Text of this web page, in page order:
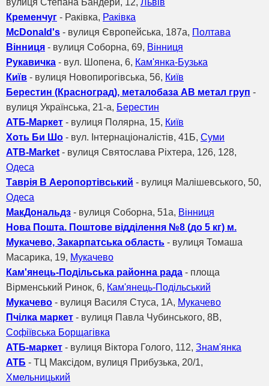
вулиця Степана Бандери, 12, Львів
Кременчуг - Раківка, Раківка
McDonald's - вулиця Європейська, 187а, Полтава
Вінниця - вулиця Соборна, 69, Вінниця
Рукавичка - вул. Шопена, 6, Кам'янка-Бузька
Київ - вулиця Новопирогівська, 56, Київ
Берестин (Красноград), металобаза АВ метал груп -
вулиця Українська, 21-а, Берестин
ATБ-Маркет - вулиця Полярна, 15, Київ
Хоть Би Шо - вул. Інтернаціоналістів, 41Б, Суми
ATB-Market - вулиця Святослава Ріхтера, 126, 128,
Одеса
Таврія В Аеропортівський - вулиця Малішевського, 50,
Одеса
МакДональдз - вулиця Соборна, 51а, Вінниця
Нова Пошта. Поштове відділення №8 (до 5 кг) м.
Мукачево, Закарпатська область - вулиця Томаша
Масарика, 19, Мукачево
Кам'янець-Подільська районна рада - площа
Вiрменський Ринок, 6, Кам'янець-Подільський
Мукачево - вулиця Василя Стуса, 1А, Мукачево
Пчілка маркет - вулиця Павла Чубинського, 8B,
Софіївська Борщагівка
АТБ-маркет - вулиця Віктора Голого, 112, Знам'янка
АТБ - ТЦ Максідом, вулиця Прибузька, 20/1,
Хмельницький